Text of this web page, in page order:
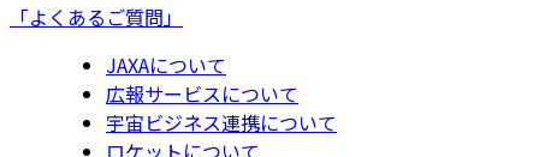
「よくあるご質問」
JAXAについて
広報サービスについて
宇宙ビジネス連携について
ロケットについて